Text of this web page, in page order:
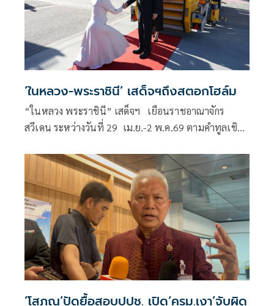
‘ในหลวง-พระราชินี’ เสด็จฯถึงสตอกโฮล์ม
“ในหลวง พระราชินี” เสด็จฯ เยือนราชอาณาจักร
สวีเดน ระหว่างวันที่ 29 เม.ย.-2 พ.ค.69 ตามคำทูลเชิญ
‘โสภณ’ปัดยื้อสอบปปช. เปิด‘ครม.เงา’จับผิด